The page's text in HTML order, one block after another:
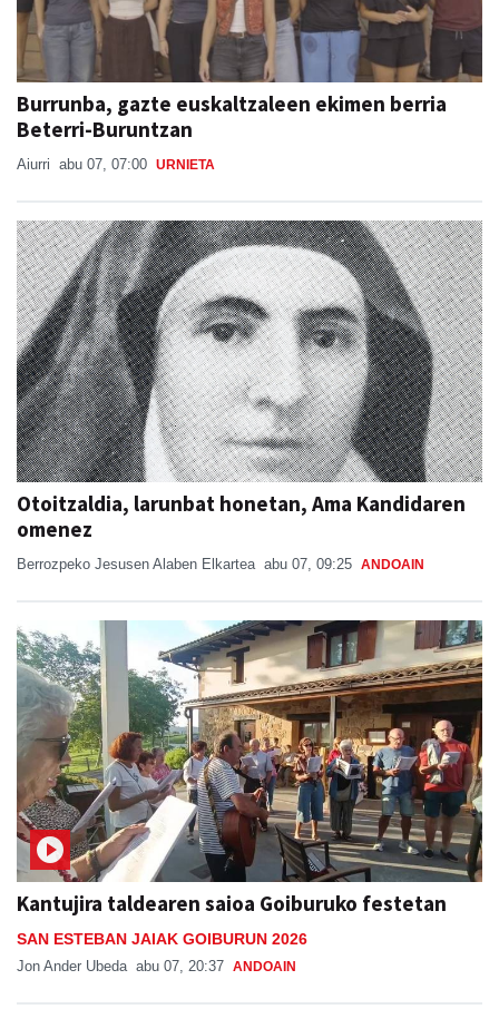
Burrunba, gazte euskaltzaleen ekimen berria
Beterri-Buruntzan
Aiurri abu 07, 07:00 URNIETA
Otoitzaldia, larunbat honetan, Ama Kandidaren
omenez
Berrozpeko Jesusen Alaben Elkartea abu 07, 09:25 ANDOAIN
Kantujira taldearen saioa Goiburuko festetan
SAN ESTEBAN JAIAK GOIBURUN 2026
Jon Ander Ubeda abu 07, 20:37 ANDOAIN